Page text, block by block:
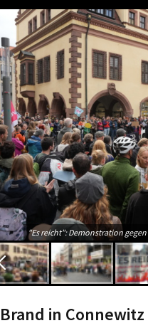
"Es reicht": Demonstration
Brand in Connewitz